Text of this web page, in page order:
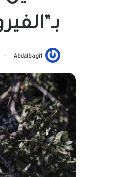
Abdalbagi1